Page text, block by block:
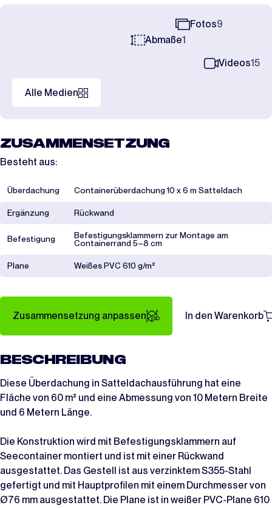
Fotos9
Abmaße1
Videos15
Alle Medien
ZUSAMMENSETZUNG
Besteht aus:
Überdachung Containerüberdachung 10 x 6 m Satteldach
Ergänzung Rückwand
Befestigung
Befestigungsklammern zur Montage am
Containerrand 5–8 cm
Plane Weißes PVC 610 g/m²
Zusammensetzung anpassen In den Warenkorb
BESCHREIBUNG
Diese Überdachung in Satteldachausführung hat eine
Fläche von 60 m² und eine Abmessung von 10 Metern Breite
und 6 Metern Länge.
Die Konstruktion wird mit Befestigungsklammern auf
Seecontainer montiert und ist mit einer Rückwand
ausgestattet. Das Gestell ist aus verzinktem S355-Stahl
gefertigt und mit Hauptprofilen mit einem Durchmesser von
Ø76 mm ausgestattet. Die Plane ist in weißer PVC-Plane 610